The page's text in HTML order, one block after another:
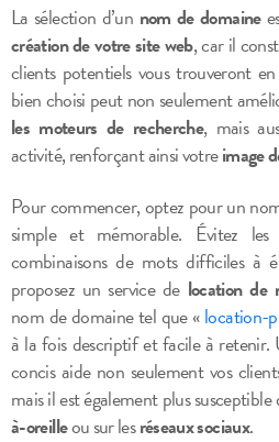
La sélection d’un nom de domaine
création de votre site web, car il
clients potentiels vous trouveront
bien choisi peut non seulement
les moteurs de recherche, mais
activité, renforçant ainsi votreimage
Pour commencer, optez pour un
simple et mémorable. Évitez
combinaisons de mots difficiles à
proposez un service de location de
nom de domaine tel que «location-
à la fois descriptif et facile à
concis aide non seulement vos
mais il est également plus
à-oreilleou sur lesréseaux sociaux.